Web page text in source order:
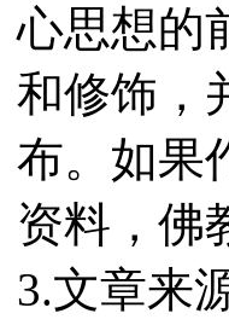
心思想的
和修饰，
布。如果
资料，佛
3.文章来